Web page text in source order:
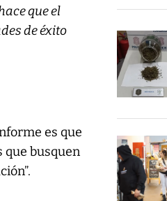
que el
de éxito
es que
que busquen